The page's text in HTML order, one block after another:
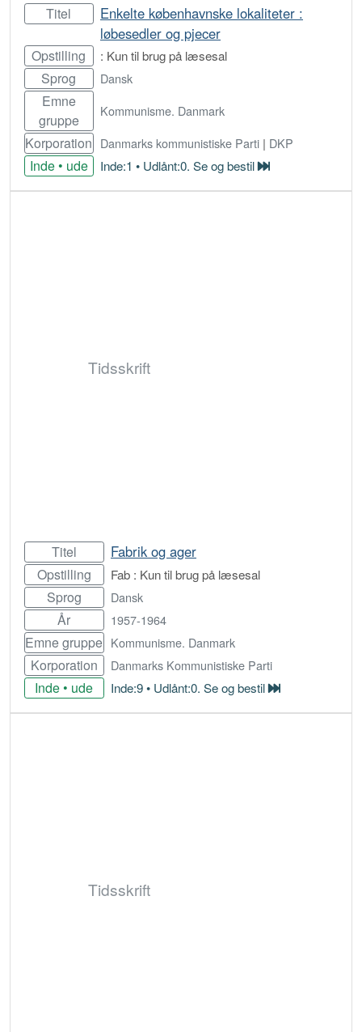
Titel
Enkelte københavnske lokaliteter :
løbesedler og pjecer
Opstilling : Kun til brug på læsesal
Sprog Dansk
Emne
gruppe
Kommunisme. Danmark
Korporation Danmarks kommunistiske Parti | DKP
Inde • ude Inde:1 • Udlånt:0. Se og bestil
Bestil
Tidsskrift
Titel Fabrik og ager
Opstilling Fab : Kun til brug på læsesal
Sprog Dansk
År 1957-1964
Emne gruppe Kommunisme. Danmark
Korporation Danmarks Kommunistiske Parti
Inde • ude Inde:9 • Udlånt:0. Se og bestil
Bestil
Tidsskrift